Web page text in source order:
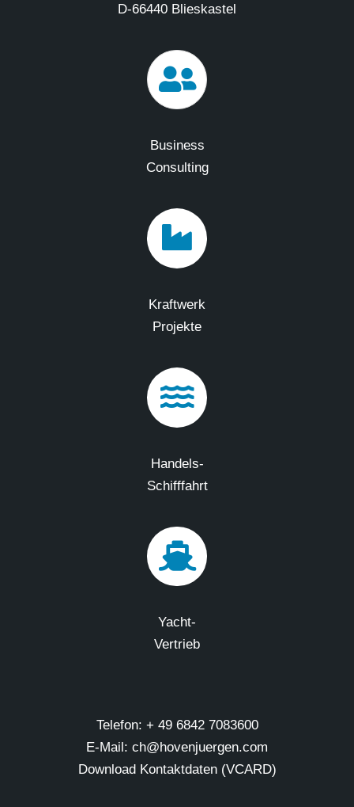
D-66440 Blieskastel
Business
Consulting
Kraftwerk
Projekte
Handels-
Schifffahrt
Yacht-
Vertrieb
Telefon: + 49 6842 7083600
E-Mail: ch@hovenjuergen.com
Download Kontaktdaten (VCARD)